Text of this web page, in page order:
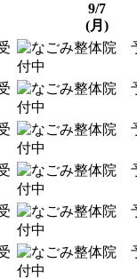
9/7
(月)